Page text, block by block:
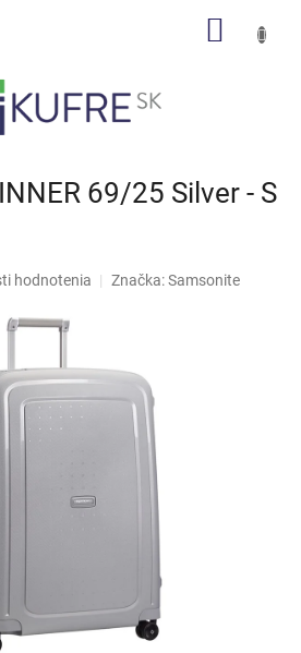
69/25 Silver - S
hodnotenia Značka:Samsonite